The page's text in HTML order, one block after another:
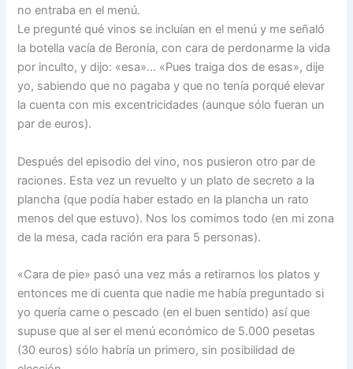
no entraba en el menú.
Le pregunté qué vinos se incluían en el menú y me señaló
la botella vacía de Beronia, con cara de perdonarme la vida
por inculto, y dijo: «esa»… «Pues traiga dos de esas», dije
yo, sabiendo que no pagaba y que no tenía porqué elevar
la cuenta con mis excentricidades (aunque sólo fueran un
par de euros).
Después del episodio del vino, nos pusieron otro par de
raciones. Esta vez un revuelto y un plato de secreto a la
plancha (que podía haber estado en la plancha un rato
menos del que estuvo). Nos los comimos todo (en mi zona
de la mesa, cada ración era para 5 personas).
«Cara de pie» pasó una vez más a retirarnos los platos y
entonces me di cuenta que nadie me había preguntado si
yo quería carne o pescado (en el buen sentido) así que
supuse que al ser el menú económico de 5.000 pesetas
(30 euros) sólo habría un primero, sin posibilidad de